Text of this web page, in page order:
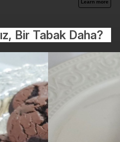
Bir Tabak Daha?